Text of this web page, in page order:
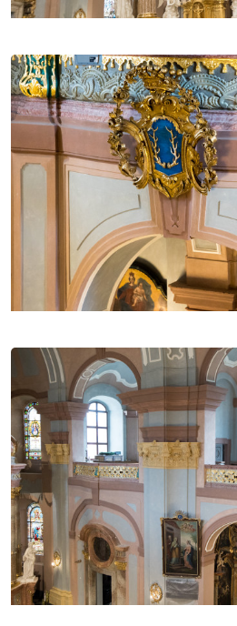
poutního chrámu je
mumifikovanými těly
utonuli v rozvodněné řece
také někteří kněží působící
druhé polovině 18. století a
rodu Pražmů z Bílkova.
Dytrychově zvonařské dílně v
dva nové zvony, Panna Maria
Josef (490 kg), které byly
dubna 2008 ostravsko-
Františkem Václavem
levé věži. Obnovené nádvoří
Paduánský, sv. Rafael, sv.
dále sochy sv. Michaela a
roku 1840 a českých
sv. Vojtěcha z roku 1949. V
kolem poutního chrámu
cesty, které byly posvěceny v
areálu byla v letech
kaple Nejsvětějšího srdce
Bezprostředním vzorem pro
rakouského básníka a
slovinském Leskovci. Celý
byl obnoven v letech